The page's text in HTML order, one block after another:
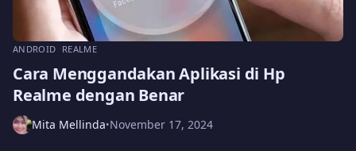
ANDROID REALME
Cara Menggandakan Aplikasi di Hp
Realme dengan Benar
Mita Mellinda•November 17, 2024